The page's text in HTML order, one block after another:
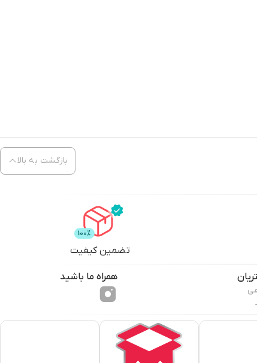
بازگشت به بالا
تضمین کیفیت
همراه ما باشید